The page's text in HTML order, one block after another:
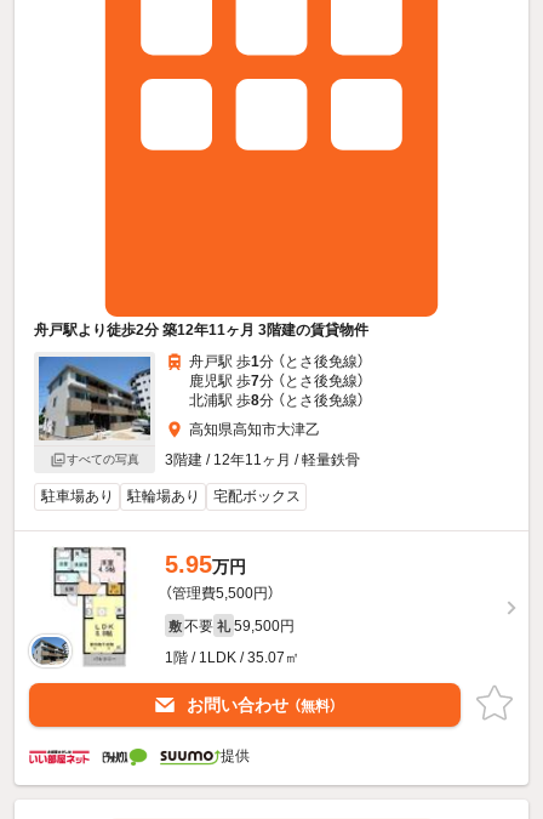
舟戸駅より徒歩2分 築12年11ヶ月 3階建の賃貸物件
すべての写真
舟戸駅 歩1分 （とさ後免線）
鹿児駅 歩7分 （とさ後免線）
北浦駅 歩8分 （とさ後免線）
高知県高知市大津乙
3階建 / 12年11ヶ月 / 軽量鉄骨
駐車場あり 駐輪場あり 宅配ボックス
5.95万円
（管理費5,500円）
敷 不要 礼 59,500円
1階 / 1LDK / 35.07㎡
お問い合わせ （無料）
提供